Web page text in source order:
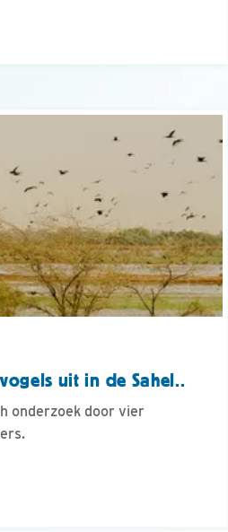
uit in de Sahel..
onderzoek door vier